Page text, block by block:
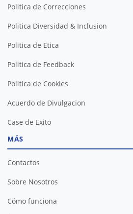
Politica de Correcciones
Politica Diversidad & Inclusion
Politica de Etica
Politica de Feedback
Politica de Cookies
Acuerdo de Divulgacion
Case de Exito
MÁS
Contactos
Sobre Nosotros
Cómo funciona